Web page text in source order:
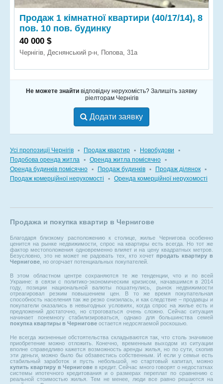
Продаж 1 кімнатної квартири (40/17/14), 8
пов. 10 пов. будинку
40 000 $
Чернігів, Деснянський р-н, Попова, 31а
Не можете знайти відповідну нерухомість? Залишіть заявку
ріелторам Чернігів
Додати заявку
Усі пропозиції Чернігів ▪ Продаж квартир ▪ Новобудови
▪
Подобова оренда житла
▪ Оренда житла помісячно ▪
Оренда будинків помісячно ▪ Продаж будинків ▪ Продаж ділянок ▪
Продаж комерційної нерухомості
▪ Оренда комерційної нерухомості
Продажа и покупка квартир в Чернигове
Благодаря близкому расположению к столице, жилье Чернигова особенно
ценится на рынке недвижимости, спрос на квартиры есть всегда. Но тот же
фактор местоположения одновременно влияет и на цену квадратных метров.
Безусловно, это не может не радовать тех, кто хочет продать квартиру в
Чернигове , но огорчает потенциальных покупателей.
В этом областном центре сохраняются те же тенденции, что и по всей
Украине: в связи с политико-экономическим кризисом, начавшимся в 2014
году, позиции национальной валюты пошатнулись, рынок недвижимости
отреагировал резким повышением цен. В то же время покупательная
способность населения так же резко снизилась, и как следствие – продавцы и
покупатели оказались в невыгодных условиях, когда спрос на жилье есть и
предложений достаточно, но строговаться очень сложно. Сейчас ситуация
начинает понемногу стабилизироваться, однако для большинства семей
покупка квартиры в Чернигове остается недосягаемой роскошью.
Не всегда жизненные обстоятельства складываются так, что столь значимое
приобретение можно отложить. Конечно, временным выходом из ситуации
вполне справедливо кажется возможность аренды жилья, но по сути, скопив
эти деньги, можно было бы обзавестись собственным. И если у семьи есть
стабильный заработок и пусть небольшой, но стартовый капитал, можно
купить квартиру в Чернигове в кредит. Сейчас много говорят о недостатках
системы ипотечного кредитования и о размерах переплат по сравнению с
реальной стоимостью жилья. Тем не менее, люди все равно решаются на